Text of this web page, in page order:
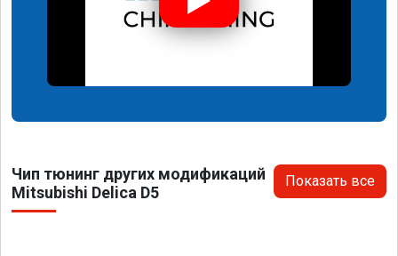
Чип тюнинг других модификаций
Mitsubishi Delica D5
Показать все